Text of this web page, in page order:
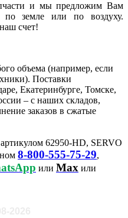
и мы предложим Вам
по земле или по воздуху.
счет!
объема (например, если
Поставки
Екатеринбурге, Томске,
– с наших складов,
заказов в сжатые
62950-HD, SERVO
8-800-555-75-29,
или Max или